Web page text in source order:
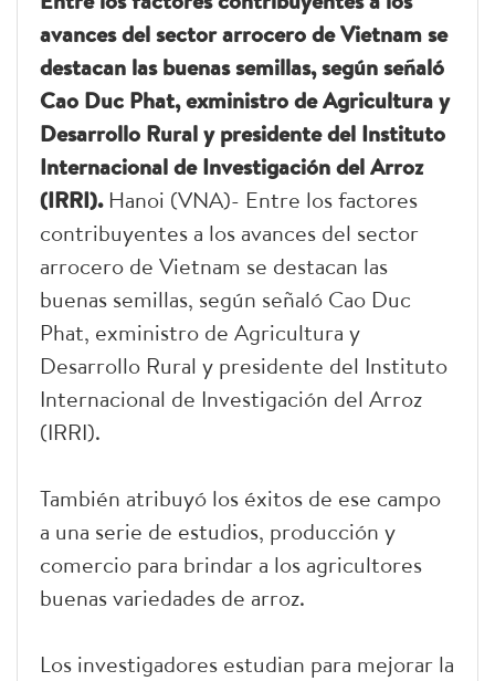
avances del sector arrocero de Vietnam se
destacan las buenas semillas, según señaló
Cao Duc Phat, exministro de Agricultura y
Desarrollo Rural y presidente del Instituto
Internacional de Investigación del Arroz
(IRRI).Hanoi (VNA)- Entre los factores
contribuyentes a los avances del sector
arrocero de Vietnam se destacan las
buenas semillas, según señaló Cao Duc
Phat, exministro de Agricultura y
Desarrollo Rural y presidente del Instituto
Internacional de Investigación del Arroz
(IRRI).
También atribuyó los éxitos de ese campo
a una serie de estudios, producción y
comercio para brindar a los agricultores
buenas variedades de arroz.
Los investigadores estudian para mejorar la